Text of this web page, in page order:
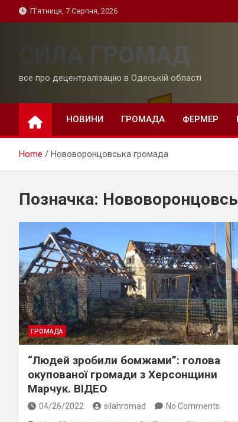
to
П’ятниця, 7 Серпня, 2026
СИЛА ГРОМАД
все про децентралізацію в Одеській області
НОВИНИ ГРОМАДА ФЕРМЕР
Home Нововоронцовська громада
Позначка:
ГРОМАДА
“Людей зробили бомжами”: голова
окупованої громади з Херсонщини
Марчук. ВІДЕО
04/26/2022 silahromad No Comments